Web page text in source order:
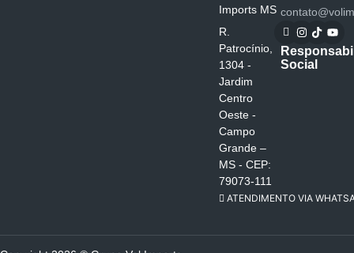
Imports MS
R.
Patrocínio,
1304 -
Jardim
Centro
Oeste -
Campo
Grande –
MS - CEP:
79073-111
ATENDIMENTO VIA
Social